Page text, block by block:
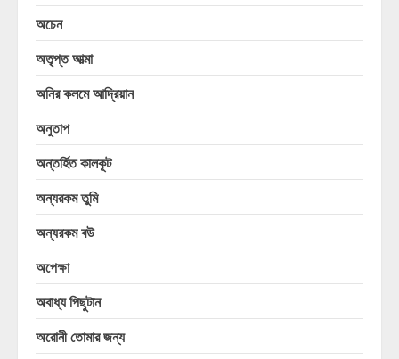
অচেন
অতৃপ্ত আত্মা
অনির কলমে আদ্রিয়ান
অনুতাপ
অন্তর্হিত কালকূট
অন্যরকম তুমি
অন্যরকম বউ
অপেক্ষা
অবাধ্য পিছুটান
অরোনী তোমার জন্য